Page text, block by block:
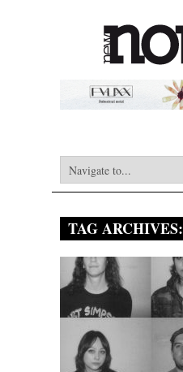
TAG ARCHIVES: